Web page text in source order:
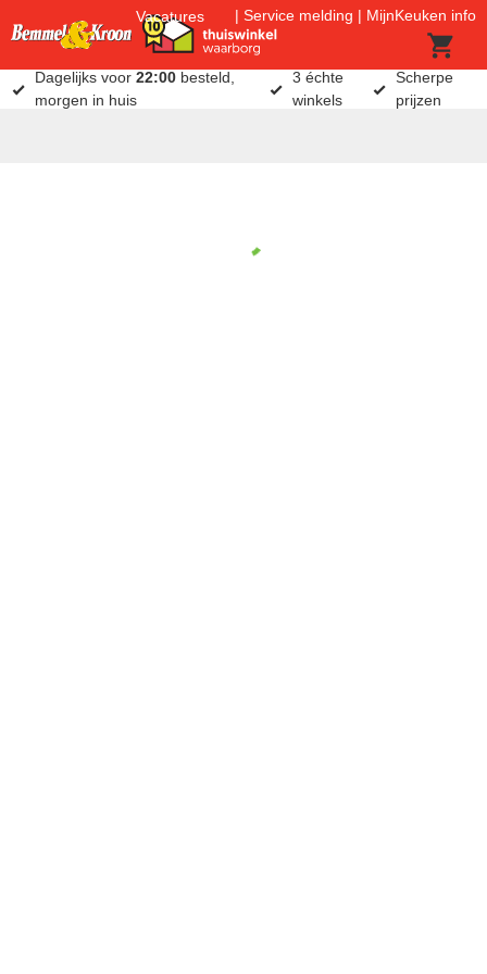
Vacatures Service melding MijnKeuken info
Dagelijks voor22:00 besteld,
morgen in huis
3 échte
winkels
Scherpe
prijzen